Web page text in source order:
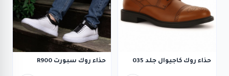
حذاء روك كاجيوال جلد 035 حذاء روك سبورت R900